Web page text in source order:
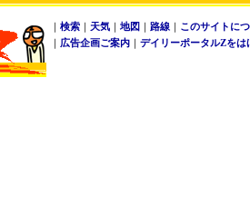
｜ 検索 ｜ 天気 ｜ 地図 ｜ 路線 ｜ このサイトに
｜ 広告企画ご案内 ｜ デイリーポータルZをは